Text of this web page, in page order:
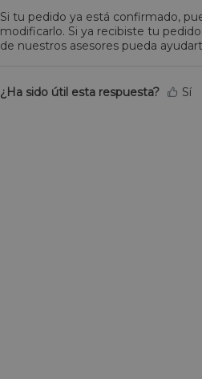
Si tu pedido ya está confirmado,
modificarlo. Si ya recibiste tu
de nuestros asesores pueda
¿Ha sido útil esta respuesta? Sí